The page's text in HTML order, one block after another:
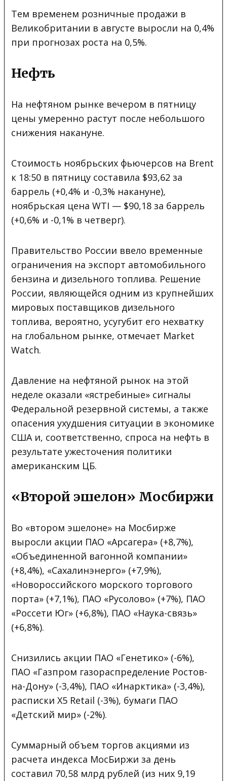
Тем временем розничные продажи в
Великобритании в августе выросли на 0,4%
при прогнозах роста на 0,5%.
Нефть
На нефтяном рынке вечером в пятницу
цены умеренно растут после небольшого
снижения накануне.
Стоимость ноябрьских фьючерсов на Brent
к 18:50 в пятницу составила $93,62 за
баррель (+0,4% и -0,3% накануне),
ноябрьская цена WTI — $90,18 за баррель
(+0,6% и -0,1% в четверг).
Правительство России ввело временные
ограничения на экспорт автомобильного
бензина и дизельного топлива. Решение
России, являющейся одним из крупнейших
мировых поставщиков дизельного
топлива, вероятно, усугубит его нехватку
на глобальном рынке, отмечает Market
Watch.
Давление на нефтяной рынок на этой
неделе оказали «ястребиные» сигналы
Федеральной резервной системы, а также
опасения ухудшения ситуации в экономике
США и, соответственно, спроса на нефть в
результате ужесточения политики
американским ЦБ.
«Второй эшелон» Мосбиржи
Во «втором эшелоне» на Мосбирже
выросли акции ПАО «Арсагера» (+8,7%),
«Объединенной вагонной компании»
(+8,4%), «Сахалинэнерго» (+7,9%),
«Новороссийского морского торгового
порта» (+7,1%), ПАО «Русолово» (+7%), ПАО
«Россети Юг» (+6,8%), ПАО «Наука-связь»
(+6,8%).
Снизились акции ПАО «Генетико» (-6%),
ПАО «Газпром газораспределение Ростов-
на-Дону» (-3,4%), ПАО «Инарктика» (-3,4%),
расписки X5 Retail (-3%), бумаги ПАО
«Детский мир» (-2%).
Суммарный объем торгов акциями из
расчета индекса МосБиржи за день
составил 70,58 млрд рублей (из них 9,19